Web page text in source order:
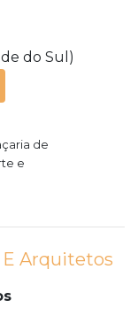
do Sul)
de
e
Arquitetos